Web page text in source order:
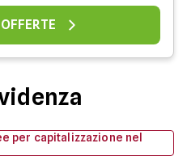
per capitalizzazione nel